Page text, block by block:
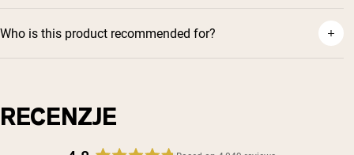
Who is this product recommended for?
RECENZJE